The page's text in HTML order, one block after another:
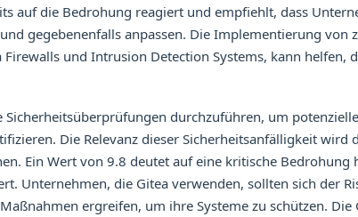
auf die Bedrohung reagiert und empfiehlt, dass
gegebenenfalls anpassen. Die Implementierung von
und Intrusion Detection Systems, kann helfen,
Sicherheitsüberprüfungen durchzuführen, um potenzielle
Die Relevanz dieser Sicherheitsanfälligkeit wird
Ein Wert von 9.8 deutet auf eine kritische Bedrohung
Unternehmen, die Gitea verwenden, sollten sich der
ergreifen, um ihre Systeme zu schützen. Die